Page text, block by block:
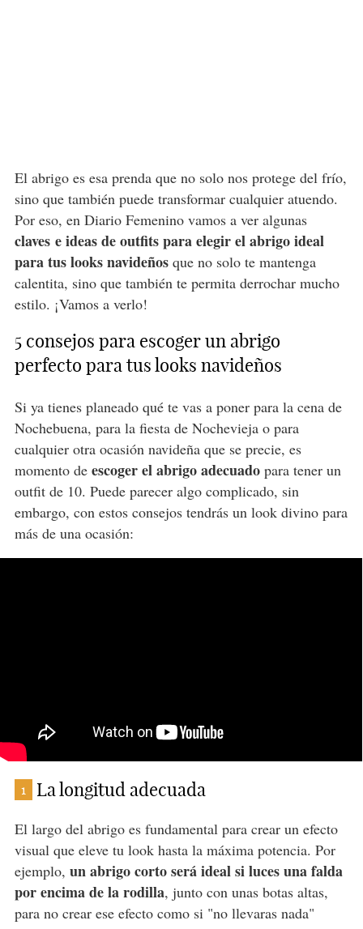
El abrigo es esa prenda que no solo nos protege del frío,
sino que también puede transformar cualquier atuendo.
Por eso, en Diario Femenino vamos a ver algunas
claves e ideas de outfits para elegir el abrigo ideal
para tus looks navideñosque no solo te mantenga
calentita, sino que también te permita derrochar mucho
estilo. ¡Vamos a verlo!
5 consejos para escoger un abrigo
perfecto para tus looks navideños
Si ya tienes planeado qué te vas a poner para la cena de
Nochebuena, para la fiesta de Nochevieja o para
cualquier otra ocasión navideña que se precie, es
momento deescoger el abrigo adecuadopara tener un
outfit de 10. Puede parecer algo complicado, sin
embargo, con estos consejos tendrás un look divino para
más de una ocasión:
1 La longitud adecuada
El largo del abrigo es fundamental para crear un efecto
visual que eleve tu look hasta la máxima potencia. Por
ejemplo, un abrigo corto será ideal si luces una falda
por encima de la rodilla, junto con unas botas altas,
para no crear ese efecto como si "no llevaras nada"